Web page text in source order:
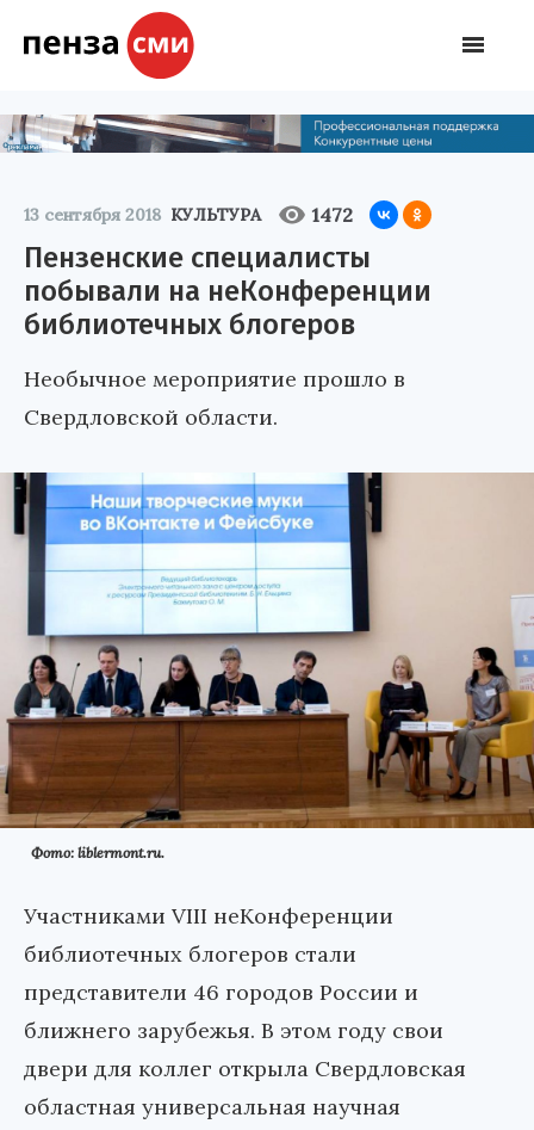
13 сентября 2018 КУЛЬТУРА 1472
Пензенские специалисты
побывали на неКонференции
библиотечных блогеров
Необычное мероприятие прошло в
Свердловской области.
Фото: liblermont.ru.
Участниками VIII неКонференции
библиотечных блогеров стали
представители 46 городов России и
ближнего зарубежья. В этом году свои
двери для коллег открыла Свердловская
областная универсальная научная